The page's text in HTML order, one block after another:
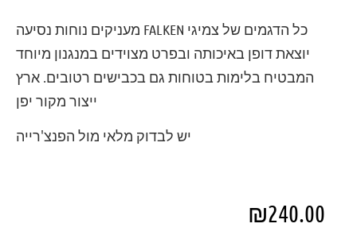
כל הדגמים של צמיגי FALKEN מעניקים נוחות נסיעה
יוצאת דופן באיכותה ובפרט מצוידים במנגנון מיוחד
המבטיח בלימות בטוחות גם בכבישים רטובים. ארץ
ייצור מקור יפן
יש לבדוק מלאי מול הפנצ'רייה
₪240.00